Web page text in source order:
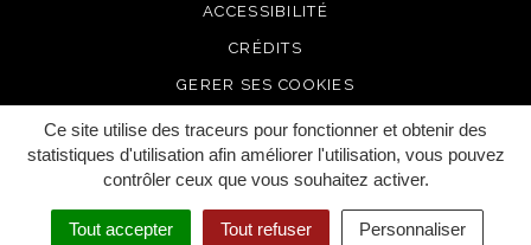
Ce site utilise des traceurs pour fonctionner et obtenir des
statistiques d'utilisation afin améliorer l'utilisation, vous pouvez
contrôler ceux que vous souhaitez activer.
Tout accepter Tout refuser Personnaliser
ACCESSIBILITÉ
CRÉDITS
GERER SES COOKIES